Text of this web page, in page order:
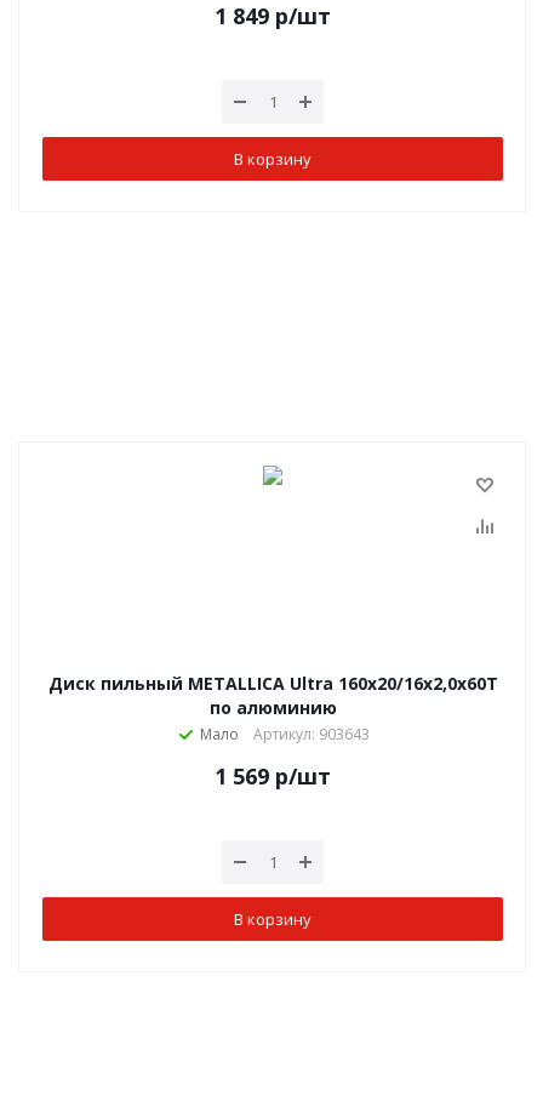
1 849 р/шт
В корзину
Диск пильный METALLICA Ultra 160x20/16х2,0х60Т
по алюминию
Мало Артикул: 903643
1 569 р/шт
В корзину